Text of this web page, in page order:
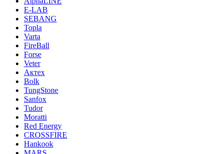
E-LAB
SEBANG
Topla
Varta
FireBall
Forse
Veter
Актех
Bolk
TungStone
Sanfox
Tudor
Moratti
Red Energy
CROSSFIRE
Hankook